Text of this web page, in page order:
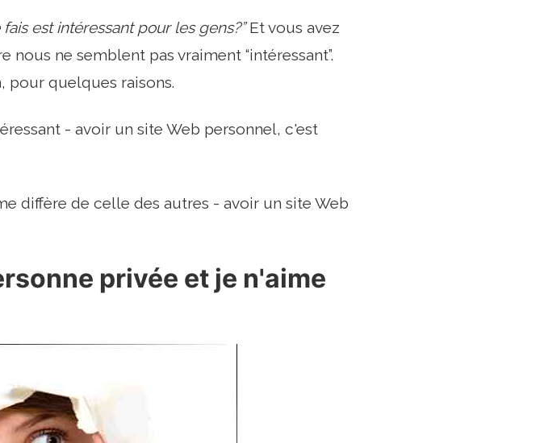
est intéressant pour les gens?”Et vous avez
nous ne semblent pas vraiment “intéressant”.
pour quelques raisons.
- avoir un site Web personnel, c'est
diffère de celle des autres - avoir un site Web
privée et je n'aime